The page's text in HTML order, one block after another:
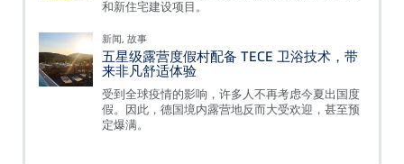
和新住宅建设项目。
新闻, 故事
五星级露营度假村配备 TECE 卫浴技术，带
来非凡舒适体验
受到全球疫情的影响，许多人不再考虑今夏出国度
假。因此，德国境内露营地反而大受欢迎，甚至预
定爆满。